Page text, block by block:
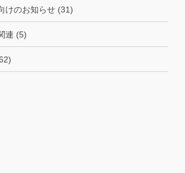
けのお知らせ (31)
連 (5)